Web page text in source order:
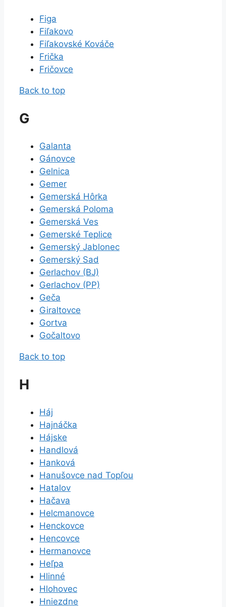
Figa
Fiľakovo
Fiľakovské Kováče
Frička
Fričovce
Back to top
G
Galanta
Gánovce
Gelnica
Gemer
Gemerská Hôrka
Gemerská Poloma
Gemerská Ves
Gemerské Teplice
Gemerský Jablonec
Gemerský Sad
Gerlachov (BJ)
Gerlachov (PP)
Geča
Giraltovce
Gortva
Gočaltovo
Back to top
H
Háj
Hajnáčka
Hájske
Handlová
Hanková
Hanušovce nad Topľou
Hatalov
Hačava
Helcmanovce
Henckovce
Hencovce
Hermanovce
Heľpa
Hlinné
Hlohovec
Hniezdne